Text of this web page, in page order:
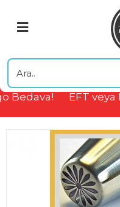
Bedava! EFT